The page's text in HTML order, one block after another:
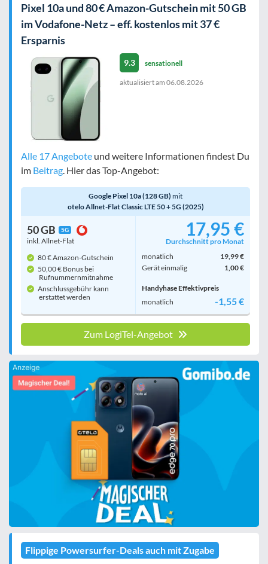
Pixel 10a und 80 € Amazon-Gutschein mit 50 GB
im Vodafone-Netz – eff. kostenlos mit 37 €
Ersparnis
9.3 sensationell
aktualisiert am 06.08.2026
Alle 17 Angebote und weitere Informationen findest Du
im Beitrag . Hier das Top-Angebot:
Google Pixel 10a (128 GB) mit
otelo Allnet-Flat Classic LTE 50 + 5G (2025)
50 GB 5G
inkl. Allnet-Flat
80 € Amazon-Gutschein
50,00 € Bonus bei
Rufnummern­mitnahme
Anschlussgebühr kann
erstattet werden
17,95 €
Durchschnitt pro Monat
monatlich
19,99 €
Gerät einmalig
1,00 €
Handyhase Effektivpreis
monatlich
-1,55 €
Zum LogiTel-Angebot
Flippige Powersurfer-Deals auch mit Zugabe